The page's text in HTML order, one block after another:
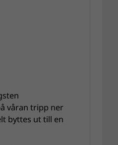
våran tripp ner
byttes ut till en